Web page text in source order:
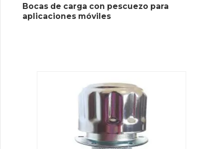
Bocas de carga con pescuezo para
aplicaciones móviles